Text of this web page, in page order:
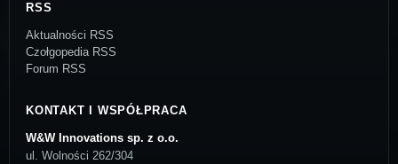
RSS
Aktualności RSS
Czołgopedia RSS
Forum RSS
KONTAKT I WSPÓŁPRACA
W&W Innovations sp. z o.o.
ul. Wolności 262/304